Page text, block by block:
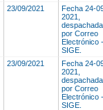
23/09/2021
Fecha 24-
2021,
despachada
por Correo
Electrónico -
SIGE.
23/09/2021
Fecha 24-
2021,
despachada
por Correo
Electrónico -
SIGE.